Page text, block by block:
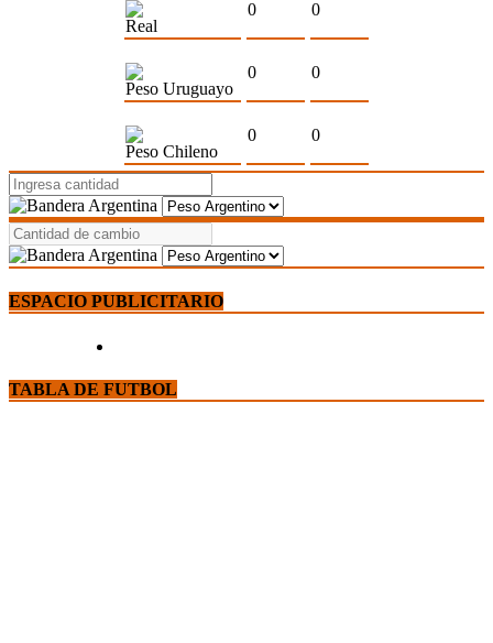
Real
0 0
Peso Uruguayo
0 0
Peso Chileno
0 0
ESPACIO PUBLICITARIO
TABLA DE FUTBOL